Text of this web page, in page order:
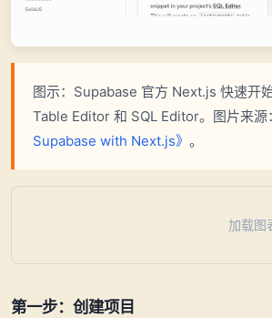
图示：Supabase 官方 Next.js 快速开
Table Editor 和 SQL Editor。图片来源：
Supabase with Next.js》 。
加载图
第一步：创建项目